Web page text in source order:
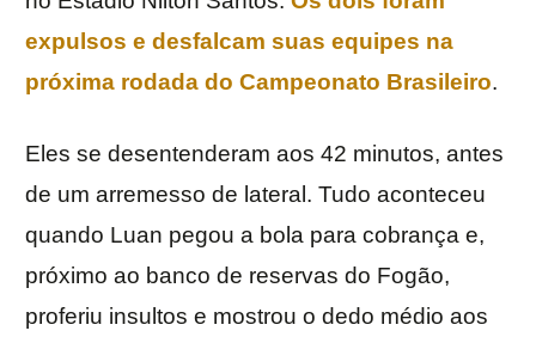
expulsos e desfalcam suas equipes na
próxima rodada do Campeonato Brasileiro.
Eles se desentenderam aos 42 minutos, antes
de um arremesso de lateral. Tudo aconteceu
quando Luan pegou a bola para cobrança e,
próximo ao banco de reservas do Fogão,
proferiu insultos e mostrou o dedo médio aos